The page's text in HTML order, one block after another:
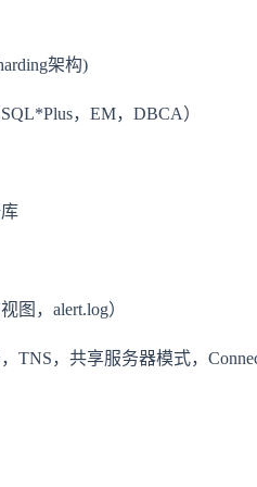
架构)
，EM，DBCA）
图，alert.log）
TNS，共享服务器模式，